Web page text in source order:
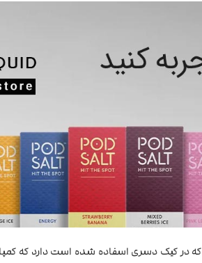
که در کیک دسری اسفاده شده است دارد که